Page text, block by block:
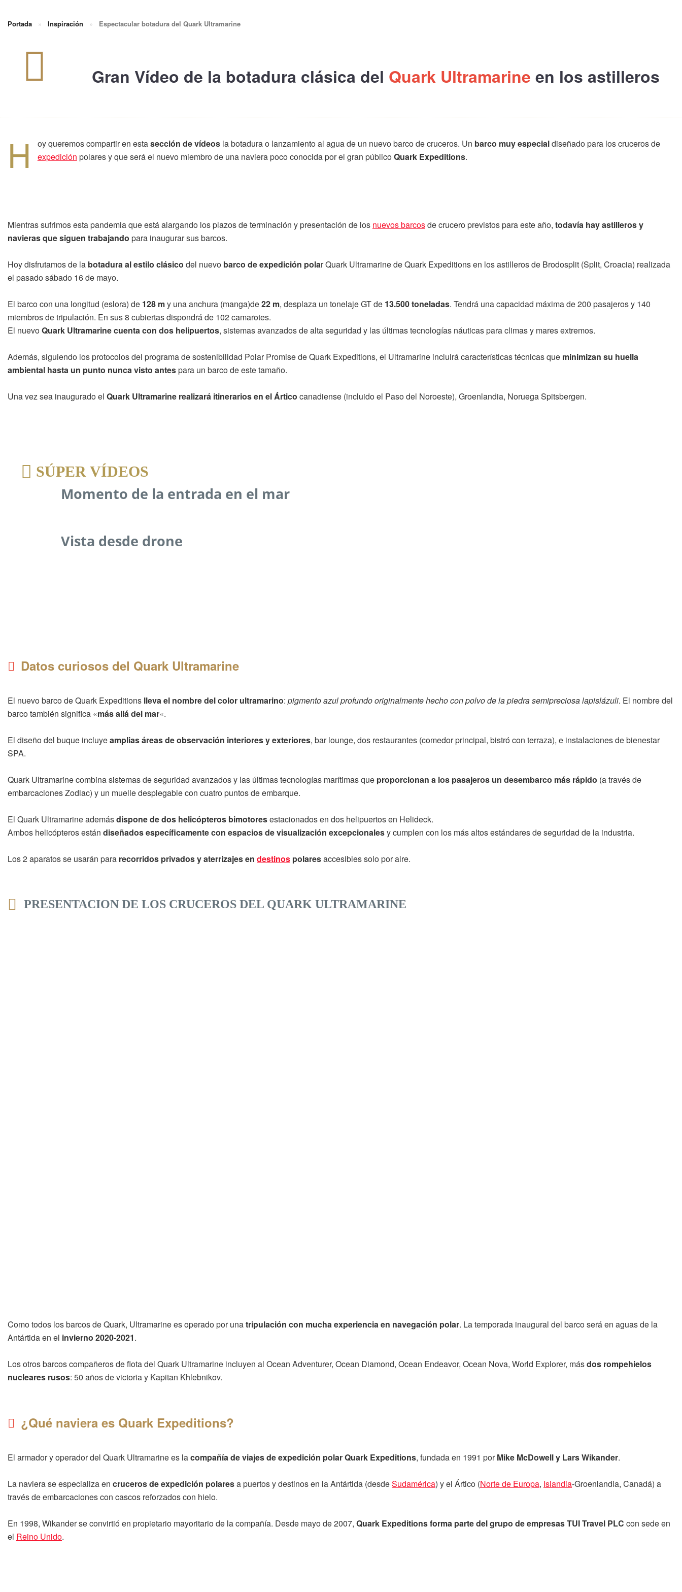
Portada » Inspiración » Espectacular botadura del Quark Ultramarine
Gran Vídeo de la botadura clásica del Quark Ultramarine en los astilleros
H oy queremos compartir en estasección de vídeosla botadura o lanzamiento al agua de un nuevo barco de cruceros. Un barco muy especialdiseñado para los cruceros de
expedición polares y que será el nuevo miembro de una naviera poco conocida por el gran públicoQuark Expeditions.
Mientras sufrimos esta pandemia que está alargando los plazos de terminación y presentación de los nuevos barcosde crucero previstos para este año, todavía hay astilleros y
navieras que siguen trabajando para inaugurar sus barcos.
Hoy disfrutamos de la botadura al estilo clásico del nuevo barco de expedición polar Quark Ultramarine de Quark Expeditions en los astilleros de Brodosplit (Split, Croacia) realizada
el pasado sábado 16 de mayo.
El barco con una longitud (eslora) de 128 my una anchura (manga)de22 m, desplaza un tonelaje GT de 13.500 toneladas. Tendrá una capacidad máxima de 200 pasajeros y 140
miembros de tripulación. En sus 8 cubiertas dispondrá de 102 camarotes.
El nuevoQuark Ultramarine cuenta con dos helipuertos, sistemas avanzados de alta seguridad y las últimas tecnologías náuticas para climas y mares extremos.
Además, siguiendo los protocolos del programa de sostenibilidad Polar Promise de Quark Expeditions, el Ultramarine incluirá características técnicas que minimizan su huella
ambiental hasta un punto nunca visto antespara un barco de este tamaño.
Una vez sea inaugurado el Quark Ultramarine realizará itinerarios en el Ártico canadiense (incluido el Paso del Noroeste), Groenlandia, Noruega Spitsbergen.
SÚPER VÍDEOS
Momento de la entrada en el mar
Vista desde drone
Datos curiosos del Quark Ultramarine
El nuevo barco de Quark Expeditions lleva el nombre del color ultramarino: pigmento azul profundo originalmente hecho con polvo de la piedra semipreciosa lapislázuli. El nombre del
barco también significa «más allá del mar«.
El diseño del buque incluyeamplias áreas de observación interiores y exteriores, bar lounge, dos restaurantes (comedor principal, bistró con terraza), e instalaciones de bienestar
SPA.
Quark Ultramarine combina sistemas de seguridad avanzados y las últimas tecnologías marítimas que proporcionan a los pasajeros un desembarco más rápido (a través de
embarcaciones Zodiac) y un muelle desplegable con cuatro puntos de embarque.
El Quark Ultramarine ademásdispone de dos helicópteros bimotoresestacionados en dos helipuertos en Helideck.
Ambos helicópteros están diseñados específicamente con espacios de visualización excepcionalesy cumplen con los más altos estándares de seguridad de la industria.
Los 2 aparatos se usarán para recorridos privados y aterrizajes en destinos polaresaccesibles solo por aire.
PRESENTACION DE LOS CRUCEROS DEL QUARK ULTRAMARINE
Como todos los barcos de Quark, Ultramarine es operado por unatripulación con mucha experiencia en navegación polar. La temporada inaugural del barco será en aguas de la
Antártida en el invierno 2020-2021.
Los otros barcos compañeros de flota del Quark Ultramarine incluyen al Ocean Adventurer, Ocean Diamond, Ocean Endeavor, Ocean Nova, World Explorer, másdos rompehielos
nucleares rusos: 50 años de victoria y Kapitan Khlebnikov.
¿Qué naviera es Quark Expeditions?
El armador y operador del Quark Ultramarine es lacompañía de viajes de expedición polar Quark Expeditions, fundada en 1991 porMike McDowell y Lars Wikander.
La naviera se especializa en cruceros de expedición polaresa puertos y destinos en la Antártida (desdeSudamérica) y el Ártico (Norte de Europa, Islandia-Groenlandia, Canadá) a
través de embarcaciones con cascos reforzados con hielo.
En 1998, Wikander se convirtió en propietario mayoritario de la compañía. Desde mayo de 2007, Quark Expeditions forma parte del grupo de empresas TUI Travel PLC con sede en
el Reino Unido.